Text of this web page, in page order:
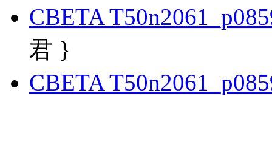
CBETA
君 }
CBETA